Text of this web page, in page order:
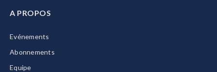
A PROPOS
Evénements
Abonnements
Equipe